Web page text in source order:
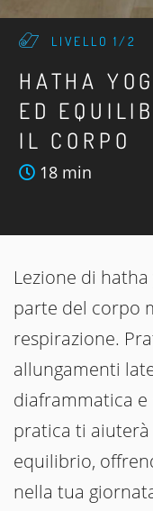
LIVELLO 1/2
HATHA
ED
IL CORPO
18 min
Lezione di
parte del corpo
respirazione.
allungamenti
diaframmatica
pratica ti
equilibrio,
nella tua